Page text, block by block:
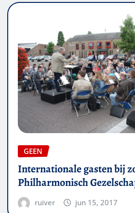
GEEN
Internationale gasten bij
Philharmonisch
ruiver jun 15, 2017